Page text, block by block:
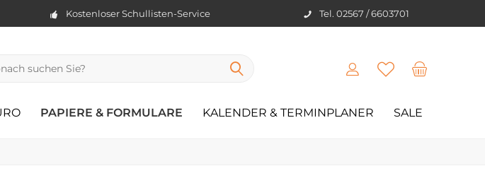
Kostenloser Schullisten-Service Tel. 02567 / 6603701
PAPIERE & FORMULARE KALENDER & TERMINPLANER SALE